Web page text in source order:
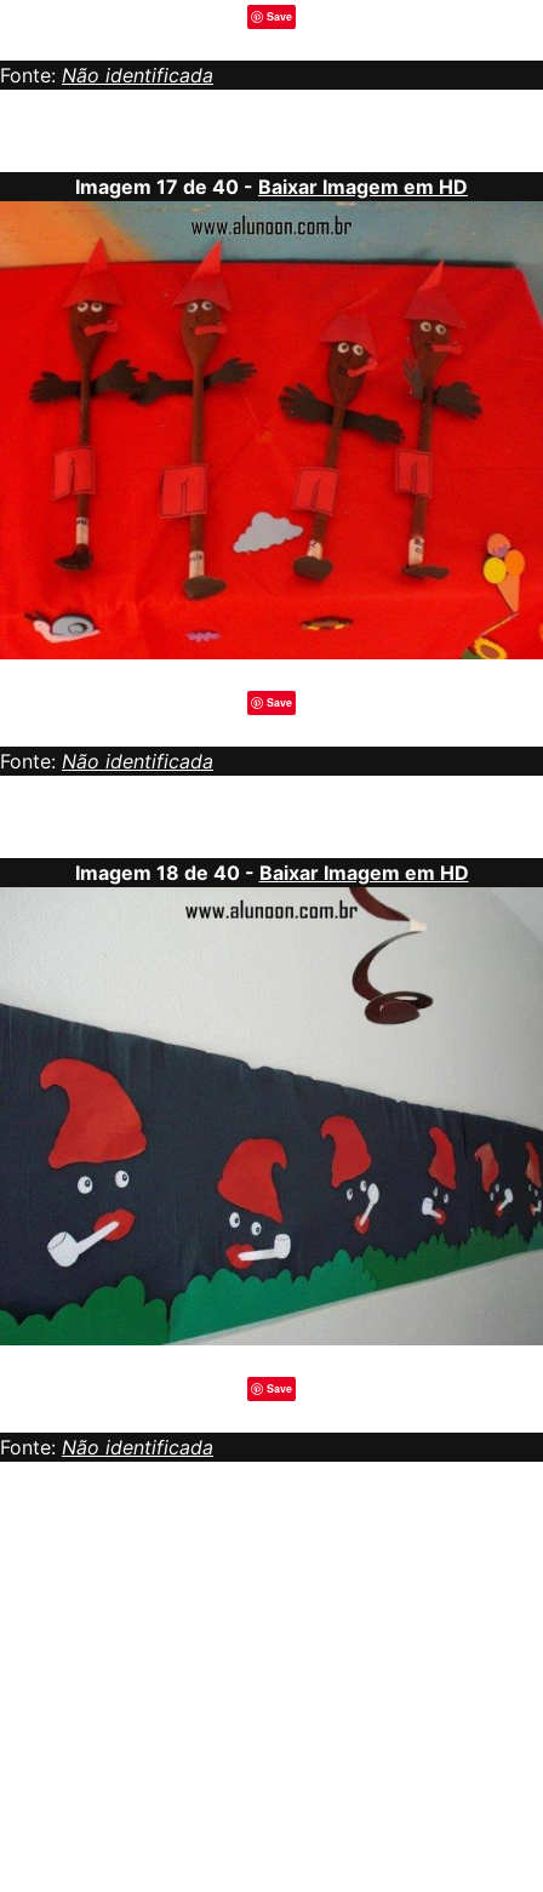
Save
Fonte: Não identificada
Imagem 17 de 40 - Baixar Imagem em HD
Save
Fonte: Não identificada
Imagem 18 de 40 - Baixar Imagem em HD
Save
Fonte: Não identificada